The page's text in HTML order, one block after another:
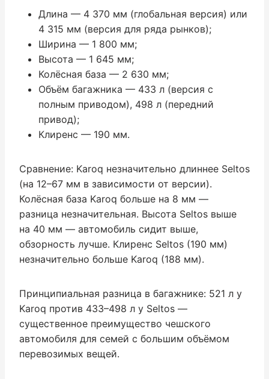
Длина — 4 370 мм (глобальная версия) или
4 315 мм (версия для ряда рынков);
Ширина — 1 800 мм;
Высота — 1 645 мм;
Колёсная база — 2 630 мм;
Объём багажника — 433 л (версия с
полным приводом), 498 л (передний
привод);
Клиренс — 190 мм.
Сравнение: Karoq незначительно длиннее Seltos
(на 12–67 мм в зависимости от версии).
Колёсная база Karoq больше на 8 мм —
разница незначительная. Высота Seltos выше
на 40 мм — автомобиль сидит выше,
обзорность лучше. Клиренс Seltos (190 мм)
незначительно больше Karoq (188 мм).
Принципиальная разница в багажнике: 521 л у
Karoq против 433–498 л у Seltos —
существенное преимущество чешского
автомобиля для семей с большим объёмом
перевозимых вещей.